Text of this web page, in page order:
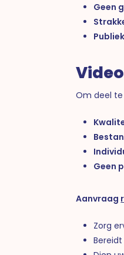
Geen
Om deel
Geen
Aanvraag
Zorg